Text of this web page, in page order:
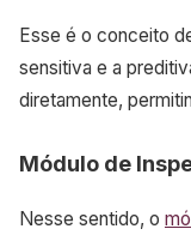
Esse é o conceito
sensitiva e a
diretamente,
Módulo de
Nesse sentido, o